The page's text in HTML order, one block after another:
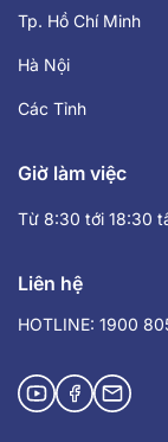
Tp. Hồ Chí Minh
Hà Nội
Các Tỉnh
Giờ làm việc
Từ 8:30 tới 18:30
Liên hệ
HOTLINE: 1900